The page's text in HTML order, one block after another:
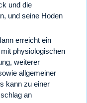
und die
und seine Hoden
erreicht ein
physiologischen
weiterer
allgemeiner
kann zu einer
an